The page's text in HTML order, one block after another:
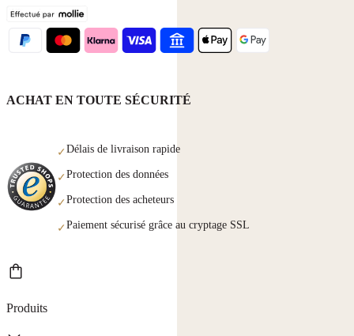
ACHAT EN TOUTE SÉCURITÉ
✓Délais de livraison rapide
✓Protection des données
✓Protection des acheteurs
✓Paiement sécurisé grâce au cryptage SSL
Produits